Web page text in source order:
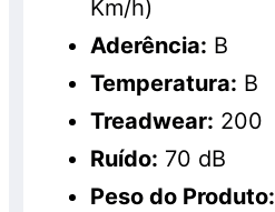
Km/h)
Aderência: B
Temperatura: B
Treadwear: 200
Ruído: 70 dB
Peso do Produto: